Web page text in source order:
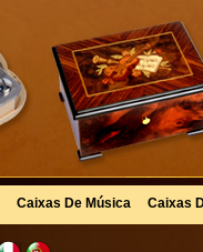
Caixas De Música Caixas